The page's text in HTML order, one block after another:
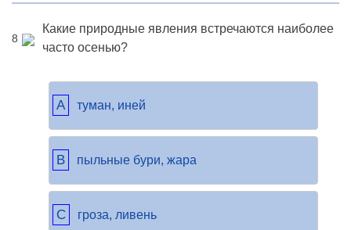
8
Какие природные явления встречаются наиболее
часто осенью?
A туман, иней
B пыльные бури, жара
C гроза, ливень